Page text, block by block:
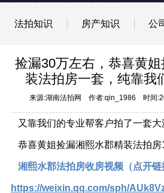
法拍知识 房产知识 公
捡漏30万左右，恭喜黄
装法拍房一套，纯靠我
来源:湖南法拍网 作者:qin_1986 时间
又靠我们的专业帮客户拍了一套大
恭喜黄姐捡漏湘熙水郡精装法拍
湘熙水郡法拍房收房视频（点开链
https://weixin.qq.com/sph/